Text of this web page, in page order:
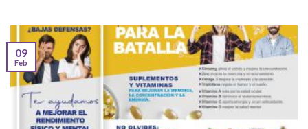
09
Feb